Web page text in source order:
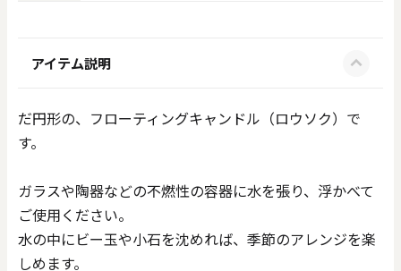
アイテム説明
だ円形の、フローティングキャンドル（ロウソク）で
す。
ガラスや陶器などの不燃性の容器に水を張り、浮かべて
ご使用ください。
水の中にビー玉や小石を沈めれば、季節のアレンジを楽
しめます。